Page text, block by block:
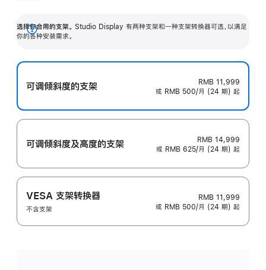
选择你合用的支架。 Studio Display 有两种支架和一种支架转换器可选，以满足
你的各种安装需求。
展
可调倾斜度的支架
RMB 11,999
或 RMB 500/月 (24 期) 起
可调倾斜度及高‍度的支‍架
RMB 14,999
或 RMB 625/月 (24 期) 起
VESA 支架转换器
不含支架
RMB 11,999
或 RMB 500/月 (24 期) 起